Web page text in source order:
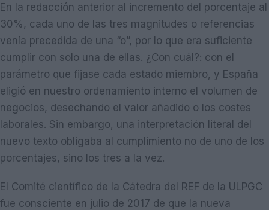
En la redacción anterior al incremento del porcentaje al
30%, cada uno de las tres magnitudes o referencias
venía precedida de una “o”, por lo que era suficiente
cumplir con solo una de ellas. ¿Con cuál?: con el
parámetro que fijase cada estado miembro, y España
eligió en nuestro ordenamiento interno el volumen de
negocios, desechando el valor añadido o los costes
laborales. Sin embargo, una interpretación literal del
nuevo texto obligaba al cumplimiento no de uno de los
porcentajes, sino los tres a la vez.
El Comité científico de la Cátedra del REF de la ULPGC
fue consciente en julio de 2017 de que la nueva